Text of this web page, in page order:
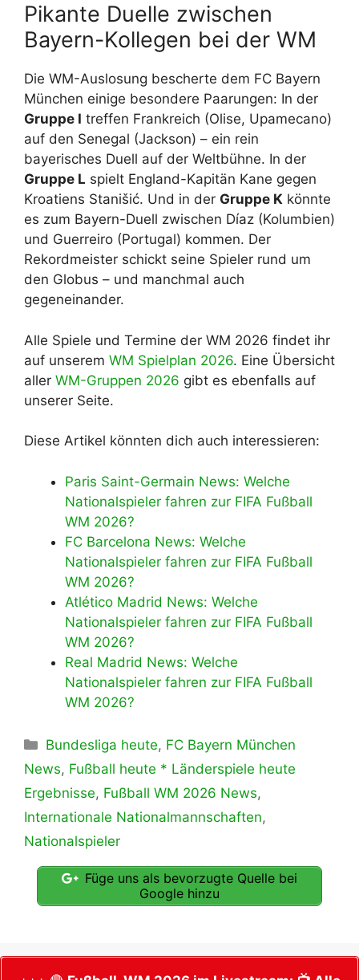
Pikante Duelle zwischen
Bayern-Kollegen bei der WM
Die WM-Auslosung bescherte dem FC Bayern
München einige besondere Paarungen: In der
Gruppe I treffen Frankreich (Olise, Upamecano)
auf den Senegal (Jackson) – ein rein
bayerisches Duell auf der Weltbühne. In der
Gruppe L spielt England-Kapitän Kane gegen
Kroatiens Stanišić. Und in der Gruppe K könnte
es zum Bayern-Duell zwischen Díaz (Kolumbien)
und Guerreiro (Portugal) kommen. Der
Rekordmeister schickt seine Spieler rund um
den Globus – und manchmal auch
gegeneinander.
Alle Spiele und Termine der WM 2026 findet ihr
auf unserem WM Spielplan 2026. Eine Übersicht
aller WM-Gruppen 2026 gibt es ebenfalls auf
unserer Seite.
Diese Artikel könnten dich auch interessieren:
Paris Saint-Germain News: Welche
Nationalspieler fahren zur FIFA Fußball
WM 2026?
FC Barcelona News: Welche
Nationalspieler fahren zur FIFA Fußball
WM 2026?
Atlético Madrid News: Welche
Nationalspieler fahren zur FIFA Fußball
WM 2026?
Real Madrid News: Welche
Nationalspieler fahren zur FIFA Fußball
WM 2026?
Kategorien
Bundesliga heute, FC Bayern München
News, Fußball heute * Länderspiele heute
Ergebnisse, Fußball WM 2026 News,
Internationale Nationalmannschaften,
Nationalspieler
Füge uns als bevorzugte Quelle bei
Google hinzu